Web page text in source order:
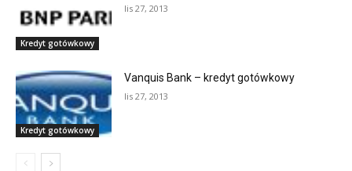
Kredyt gotówkowy
lis 27, 2013
Kredyt gotówkowy
Vanquis Bank – kredyt gotówkowy
lis 27, 2013